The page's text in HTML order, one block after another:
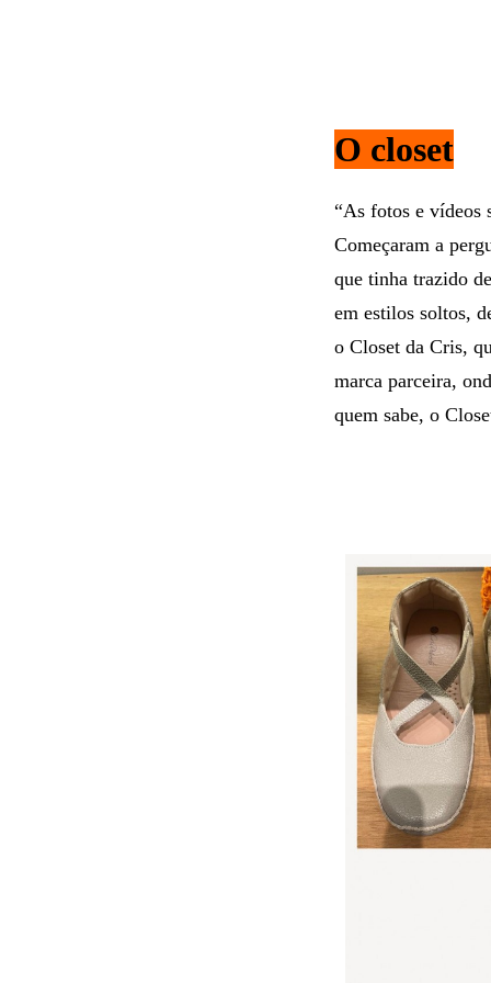
O closet
“As fotos e vídeos
Começaram a
que tinha trazido
em estilos soltos,
o Closet da Cris,
marca parceira,
quem sabe, o